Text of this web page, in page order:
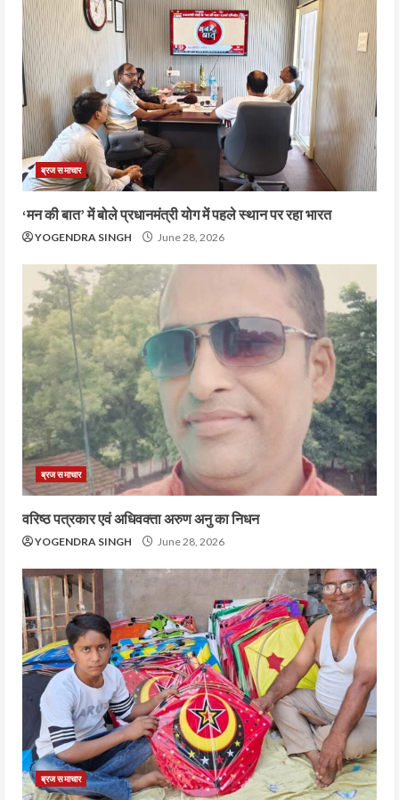
ब्रज समाचार
‘मन की बात’ में बोले प्रधानमंत्री योग में पहले स्थान पर रहा भारत
YOGENDRA SINGH June 28, 2026
ब्रज समाचार
वरिष्ठ पत्रकार एवं अधिवक्ता अरुण अनु का निधन
YOGENDRA SINGH June 28, 2026
ब्रज समाचार